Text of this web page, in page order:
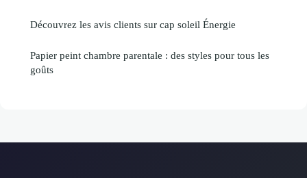
Découvrez les avis clients sur cap soleil Énergie
Papier peint chambre parentale : des styles pour tous les
goûts